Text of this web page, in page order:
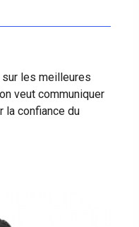
les meilleures
veut communiquer
la confiance du